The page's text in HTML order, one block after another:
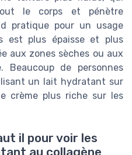
le corps et pénètre
pratique pour un usage
est plus épaisse et plus
aux zones sèches ou aux
Beaucoup de personnes
un lait hydratant sur
crème plus riche sur les
il pour voir les